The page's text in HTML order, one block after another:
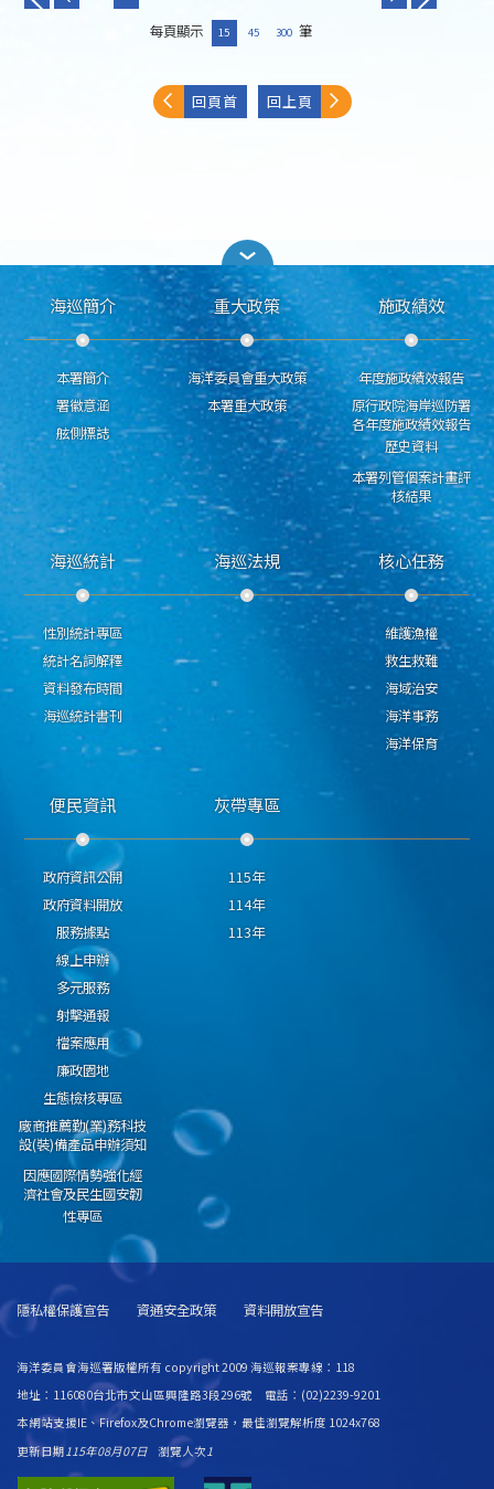
每頁顯示 15 45 300 筆
回頁首 回上頁
海巡簡介
本署簡介
署徽意涵
舷側標誌
重大政策
海洋委員會重大政策
本署重大政策
施政績效
年度施政績效報告
原行政院海岸巡防署
各年度施政績效報告
歷史資料
本署列管個案計畫評
核結果
海巡統計
性別統計專區
統計名詞解釋
資料發布時間
海巡統計書刊
海巡法規 核心任務
維護漁權
救生救難
海域治安
海洋事務
海洋保育
便民資訊
政府資訊公開
政府資料開放
服務據點
線上申辦
多元服務
射擊通報
檔案應用
廉政園地
生態檢核專區
廠商推薦勤(業)務科技
設(裝)備產品申辦須知
因應國際情勢強化經
濟社會及民生國安韌
性專區
灰帶專區
115年
114年
113年
隱私權保護宣告 資通安全政策 資料開放宣告
海洋委員會海巡署版權所有 copyright 2009 海巡報案專線：118
地址：116080台北市文山區興隆路3段296號 電話：(02)2239-9201
本網站支援IE、Firefox及Chrome瀏覽器，最佳瀏覽解析度 1024x768
更新日期 115年08月07日 瀏覽人次 1